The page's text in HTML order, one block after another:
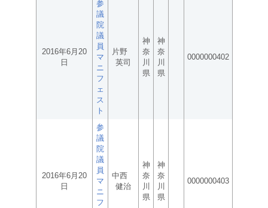
2016年6月20
日
参
議
院
議
員
マ
ニ
フ
ェ
ス
ト
片野
英司
神
奈
川
県
神
奈
川
県
0000000402
2016年6月20
日
参
議
院
議
員
マ
ニ
フ
中西
健治
神
奈
川
県
神
奈
川
県
0000000403